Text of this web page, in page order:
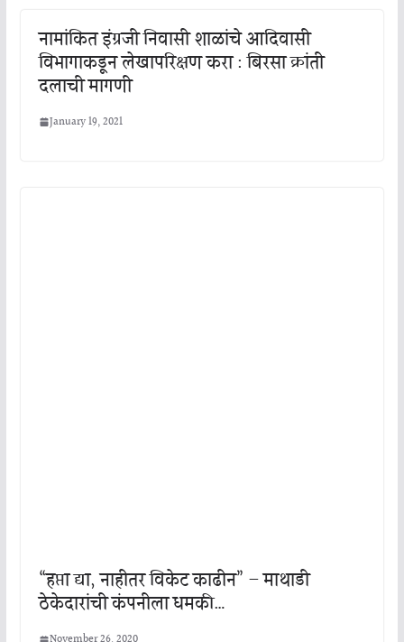
नामांकित इंग्रजी निवासी शाळांचे आदिवासी
विभागाकडून लेखापरिक्षण करा : बिरसा क्रांती
दलाची मागणी
January 19, 2021
“हप्ता द्या, नाहीतर विकेट काढीन” – माथाडी
ठेकेदारांची कंपनीला धमकी…